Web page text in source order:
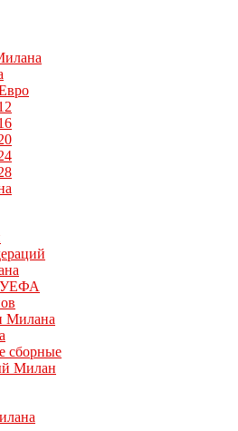
УЕФА
Милана
сборные
Милан